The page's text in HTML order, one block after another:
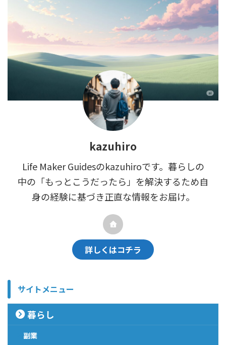
kazuhiro
Life Maker Guidesのkazuhiroです。暮らしの
中の「もっとこうだったら」を解決するため自
身の経験に基づき正直な情報をお届け。
詳しくはコチラ
サイトメニュー
暮らし
副業